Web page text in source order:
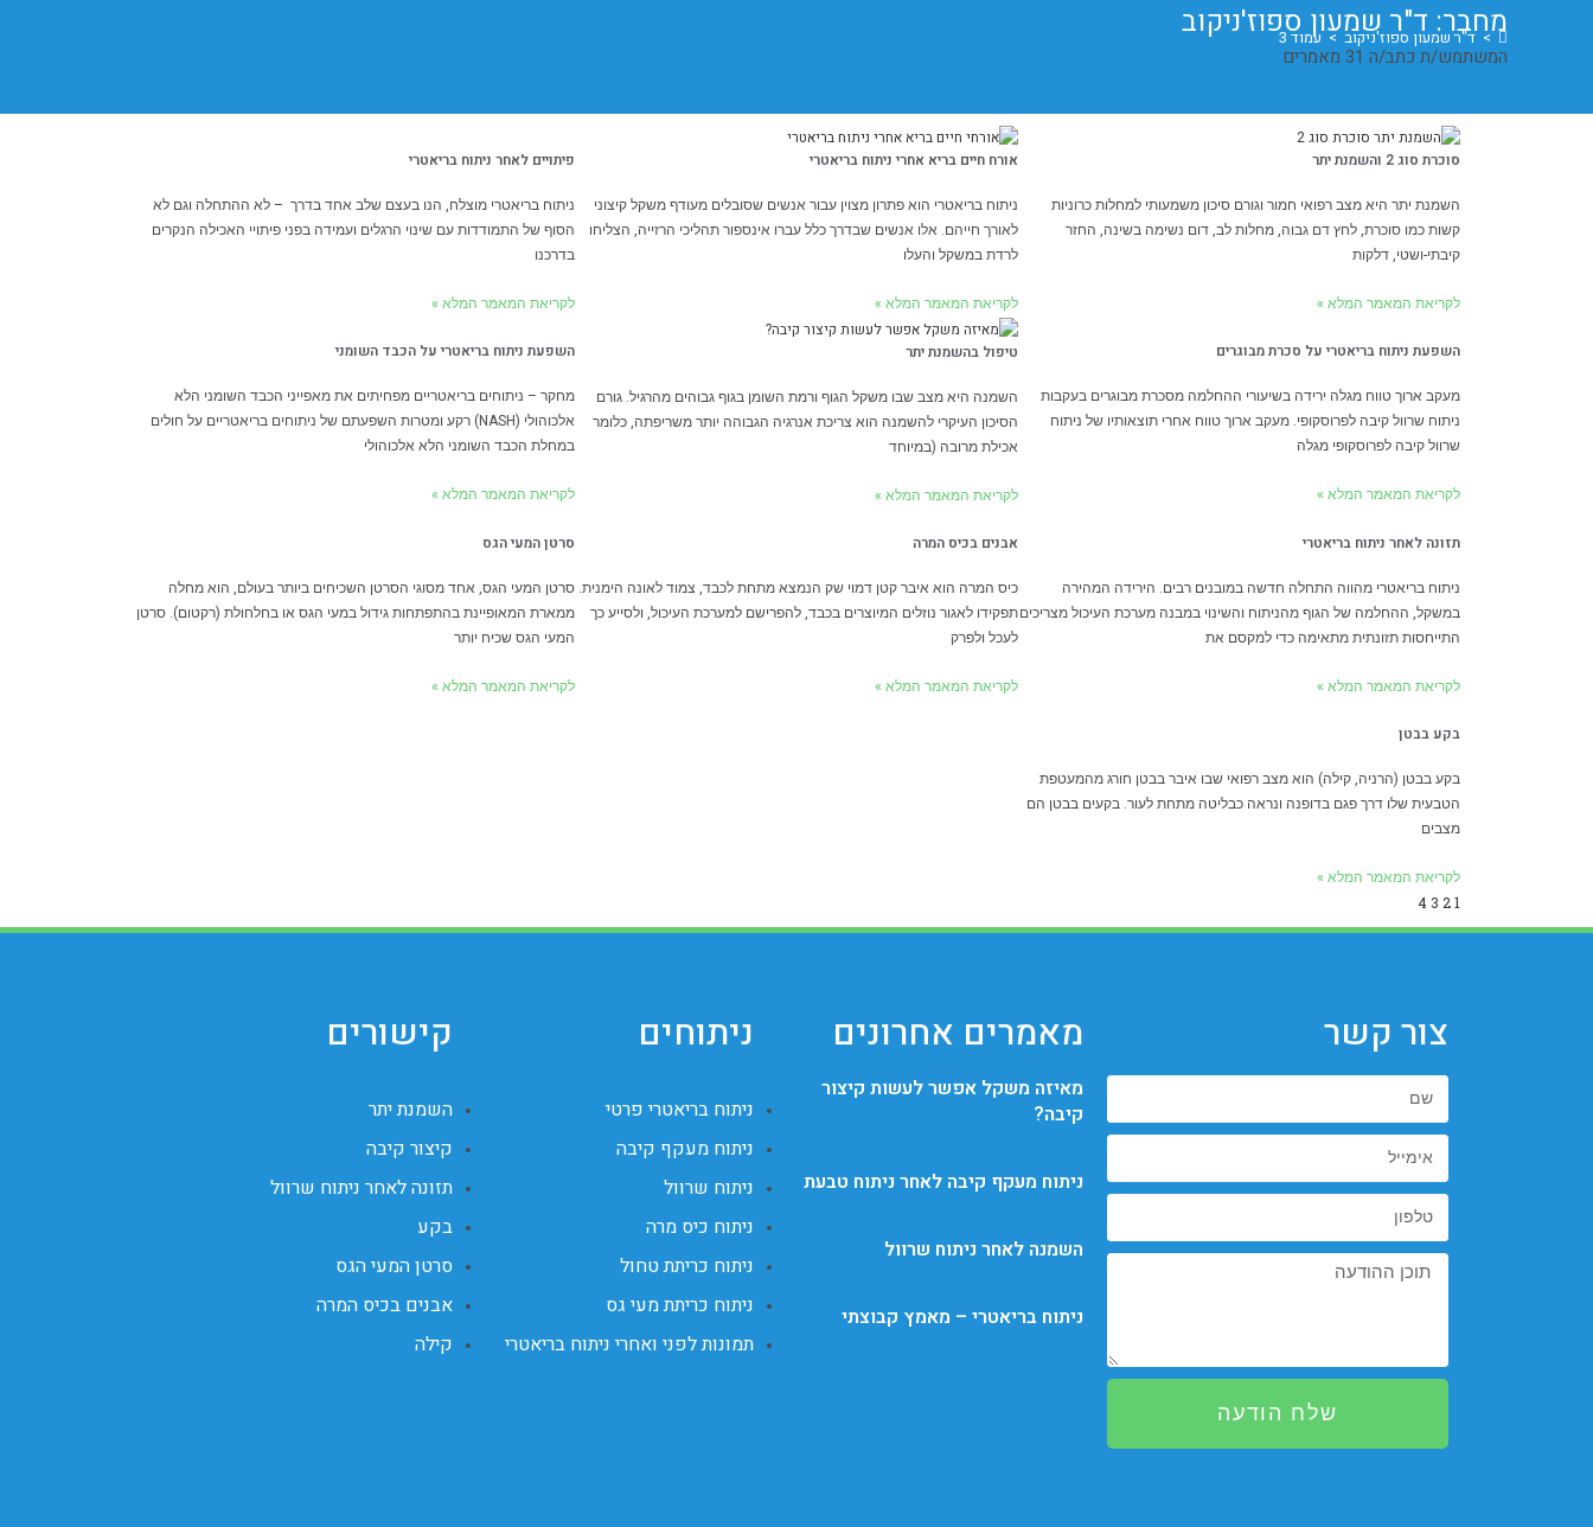
מחבר: ד"ר שמעון ספוז'ניקוב
המשתמש/ת כתב/ה 31 מאמרים
> ד"ר שמעון ספוז'ניקוב > עמוד 3
סוכרת סוג 2 והשמנת יתר
השמנת יתר היא מצב רפואי חמור וגורם סיכון משמעותי למחלות כרוניות
קשות כמו סוכרת, לחץ דם גבוה, מחלות לב, דום נשימה בשינה, החזר
קיבתי-ושטי, דלקות
לקריאת המאמר המלא »
אורח חיים בריא אחרי ניתוח בריאטרי
ניתוח בריאטרי הוא פתרון מצוין עבור אנשים שסובלים מעודף משקל קיצוני
לאורך חייהם. אלו אנשים שבדרך כלל עברו אינספור תהליכי הרזייה, הצליחו
לרדת במשקל והעלו
לקריאת המאמר המלא »
פיתויים לאחר ניתוח בריאטרי
ניתוח בריאטרי מוצלח, הנו בעצם שלב אחד בדרך – לא ההתחלה וגם לא
הסוף של התמודדות עם שינוי הרגלים ועמידה בפני פיתויי האכילה הנקרים
בדרכנו
לקריאת המאמר המלא »
השפעת ניתוח בריאטרי על סכרת מבוגרים
מעקב ארוך טווח מגלה ירידה בשיעורי ההחלמה מסכרת מבוגרים בעקבות
ניתוח שרוול קיבה לפרוסקופי. מעקב ארוך טווח אחרי תוצאותיו של ניתוח
שרוול קיבה לפרוסקופי מגלה
לקריאת המאמר המלא »
טיפול בהשמנת יתר
השמנה היא מצב שבו משקל הגוף ורמת השומן בגוף גבוהים מהרגיל. גורם
הסיכון העיקרי להשמנה הוא צריכת אנרגיה הגבוהה יותר משריפתה, כלומר
אכילת מרובה (במיוחד
לקריאת המאמר המלא »
השפעת ניתוח בריאטרי על הכבד השומני
מחקר – ניתוחים בריאטריים מפחיתים את מאפייני הכבד השומני הלא
אלכוהולי (NASH) רקע ומטרות השפעתם של ניתוחים בריאטריים על חולים
במחלת הכבד השומני הלא אלכוהולי
לקריאת המאמר המלא »
תזונה לאחר ניתוח בריאטרי
ניתוח בריאטרי מהווה התחלה חדשה במובנים רבים. הירידה המהירה
במשקל, ההחלמה של הגוף מהניתוח והשינוי במבנה מערכת העיכול מצריכים
התייחסות תזונתית מתאימה כדי למקסם את
לקריאת המאמר המלא »
אבנים בכיס המרה
כיס המרה הוא איבר קטן דמוי שק הנמצא מתחת לכבד, צמוד לאונה הימנית.
תפקידו לאגור נוזלים המיוצרים בכבד, להפרישם למערכת העיכול, ולסייע כך
לעכל ולפרק
לקריאת המאמר המלא »
סרטן המעי הגס
סרטן המעי הגס, אחד מסוגי הסרטן השכיחים ביותר בעולם, הוא מחלה
ממארת המאופיינת בהתפתחות גידול במעי הגס או בחלחולת (רקטום). סרטן
המעי הגס שכיח יותר
לקריאת המאמר המלא »
בקע בבטן
בקע בבטן (הרניה, קילה) הוא מצב רפואי שבו איבר בבטן חורג מהמעטפת
הטבעית שלו דרך פגם בדופנה ונראה כבליטה מתחת לעור. בקעים בבטן הם
מצבים
לקריאת המאמר המלא »
1
2
3
4
צור קשר
שלח הודעה
מאמרים אחרונים
מאיזה משקל אפשר לעשות קיצור
קיבה?
ניתוח מעקף קיבה לאחר ניתוח טבעת
השמנה לאחר ניתוח שרוול
ניתוח בריאטרי – מאמץ קבוצתי
ניתוחים
ניתוח בריאטרי פרטי
ניתוח מעקף קיבה
ניתוח שרוול
ניתוח כיס מרה
ניתוח כריתת טחול
ניתוח כריתת מעי גס
תמונות לפני ואחרי ניתוח בריאטרי
קישורים
השמנת יתר
קיצור קיבה
תזונה לאחר ניתוח שרוול
בקע
סרטן המעי הגס
אבנים בכיס המרה
קילה